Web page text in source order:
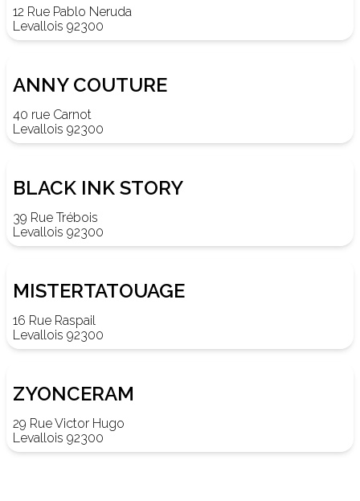
12 Rue Pablo Neruda
Levallois 92300
ANNY COUTURE
40 rue Carnot
Levallois 92300
BLACK INK STORY
39 Rue Trébois
Levallois 92300
MISTERTATOUAGE
16 Rue Raspail
Levallois 92300
ZYONCERAM
29 Rue Victor Hugo
Levallois 92300